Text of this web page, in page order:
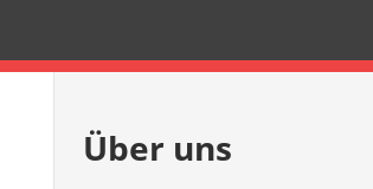
Über uns